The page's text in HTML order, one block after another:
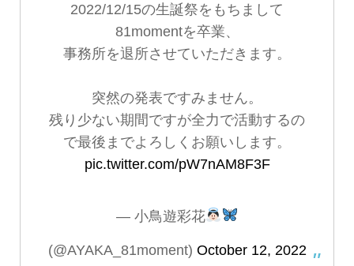
2022/12/15の生誕祭をもちまして
81momentを卒業、
事務所を退所させていただきます。
突然の発表ですみません。
残り少ない期間ですが全力で活動するの
で最後までよろしくお願いします。
pic.twitter.com/pW7nAM8F3F
— 小鳥遊彩花
(@AYAKA_81moment) October 12, 2022